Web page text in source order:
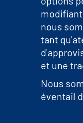
nous
tant
et une
Nous
éventail